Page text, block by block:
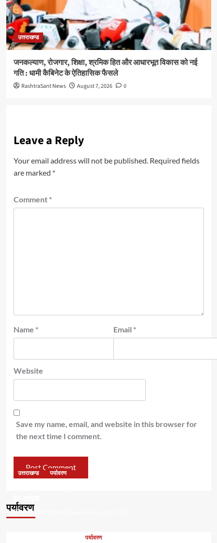
उत्तराखण्ड
जनकल्याण, रोजगार, शिक्षा, श्रमिक हित और आधारभूत विकास को नई
गति : धामी कैबिनेट के ऐतिहासिक फैसले
RashtraSant News August 7, 2026 0
Leave a Reply
Your email address will not be published. Required fields
are marked *
Comment *
Name * Email *
Website
Save my name, email, and website in this browser for
the next time I comment.
पर्यावरण
उत्तराखण्ड पर्यावरण
के आदेश
टीम राष्ट्र संत न्यूज
पर्यावरण